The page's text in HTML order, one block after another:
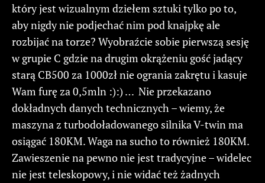
który jest wizualnym dziełem sztuki tylko po to,
aby nigdy nie podjechać nim pod knajpkę ale
rozbijać na torze? Wyobraźcie sobie pierwszą sesję
w grupie C gdzie na drugim okrążeniu gość jadący
starą CB500 za 1000zł nie ogrania zakrętu i kasuje
Wam furę za 0,5mln :):) … Nie przekazano
dokładnych danych technicznych – wiemy, że
maszyna z turbodoładowanego silnika V-twin ma
osiągać 180KM. Waga na sucho to również 180KM.
Zawieszenie na pewno nie jest tradycyjne – widelec
nie jest teleskopowy, i nie widać też żadnych